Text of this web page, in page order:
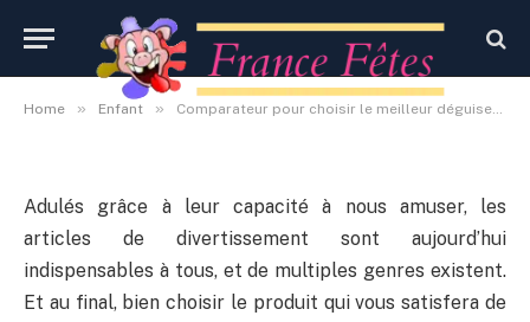
Home » Enfant » Comparateur pour choisir le meilleur déguisements enfants
By Administrateur
14 octobre 2020
Aucun commentaire
Adulés grâce à leur capacité à nous amuser, les
articles de divertissement sont aujourd’hui
indispensables à tous, et de multiples genres existent.
Et au final, bien choisir le produit qui vous satisfera de